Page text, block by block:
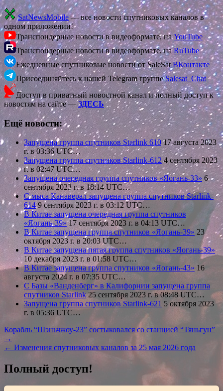
SatNewsMobile— все новости спутниковых каналов в
одном приложении!
Транспондерные новости в видеоформате, наYouTube
Транспондерные новости в видеоформате, наRuTube
Ежедневные спутниковые новости от SaleSatВКонтакте
Присоединяйтесь к нашей Telegram группеSalesat_Chat
Доступ в приватный новостной канал и полный доступ к
новостям на сайте —ЗДЕСЬ
Ещё новости:
Запущена группа спутников Starlink 61017 августа 2023
г. в 03:36 UTC…
Запущена группа спутников Starlink-612 4 сентября 2023
г. в 02:47 UTC…
Запущена очередная группа спутников «Яогань-33» 6
сентября 2023 г. в 18:14 UTC…
С мыса Канаверал запущена группа спутников Starlink-
6149 сентября 2023 г. в 03:12 UTC…
В Китае запущена очередная группа спутников
«Яогань-39»17 сентября 2023 г. в 04:13 UTC…
В Китае запущена группа спутников «Яогань-39» 23
октября 2023 г. в 20:03 UTC…
В Китае запущена пятая группа спутников «Яогань-39»
10 декабря 2023 г. в 01:58 UTC…
В Китае запущена группа спутников «Яогань-43» 16
августа 2024 г. в 07:35 UTC…
С Базы «Ванденберг» в Калифорнии запущена группа
спутников Starlink25 сентября 2023 г. в 08:48 UTC…
Запущена группа спутников Starlink-621 5 октября 2023
г. в 05:36 UTC…
Навигация
по
Корабль “Шэньчжоу-23” состыковался со станцией “Тяньгун”
→
← Изменения спутниковых каналов за 25 мая 2026 года
Полный доступ!